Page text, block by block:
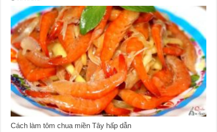
Cách làm tôm chua miền Tây hấp dẫn